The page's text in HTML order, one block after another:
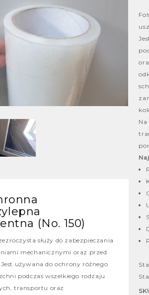
(No. 150)
służy do zabezpieczania
mechanicznymi oraz przed
używana do ochrony różnego
podczas wszelkiego rodzaju
transportu oraz